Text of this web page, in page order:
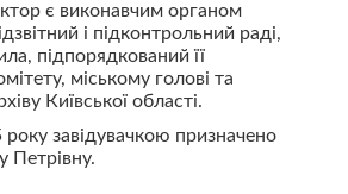
є виконавчим органом
і підконтрольний раді,
підпорядкований її
міському голові та
Київської області.
завідувачкою призначено
Петрівну.